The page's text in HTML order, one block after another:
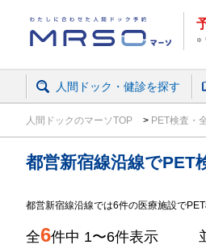
※
人間ドック・健診を探す
人間ドックのマーソTOP PET検査・
都営新宿線沿線でPET
都営新宿線沿線では6件の医療施設で
全6件中 1〜6件表示